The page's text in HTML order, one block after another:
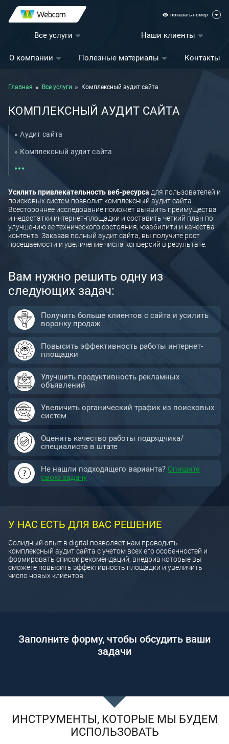
показать номер
Все услуги Наши клиенты
О компании Полезные материалы Контакты
Главная Все услуги Комплексный аудит сайта
КОМПЛЕКСНЫЙ АУДИТ САЙТА
Аудит сайта
Комплексный аудит сайта
Стоимость услуги SEO продвижения сайта
Аудит юзабилити сайта
Выход на новые рынки
Сопровождение разработки сайта
Продвижение сайта в Яндекс
Продвижение сайта в Google
SERM — управление репутацией в интернете
Продвижение сайта (SEO)
Усилить привлекательность веб-ресурса для пользователей и
поисковых систем позволит комплексный аудит сайта.
Всестороннее исследование поможет выявить преимущества
и недостатки интернет-площадки и составить четкий план по
улучшению ее технического состояния, юзабилити и качества
контента. Заказав полный аудит сайта, вы получите рост
посещаемости и увеличение числа конверсий в результате.
Вам нужно решить одну из
следующих задач:
Получить больше клиентов с сайта и усилить
воронку продаж
Повысить эффективность работы интернет-
площадки
Улучшить продуктивность рекламных
объявлений
Увеличить органический трафик из поисковых
систем
Оценить качество работы подрядчика/
специалиста в штате
Не нашли подходящего варианта? Опишите
свою задачу
У НАС ЕСТЬ ДЛЯ ВАС РЕШЕНИЕ
Солидный опыт в digital позволяет нам проводить
комплексный аудит сайта с учетом всех его особенностей и
формировать список рекомендаций, внедрив которые вы
сможете повысить эффективность площадки и увеличить
число новых клиентов.
Заполните форму, чтобы обсудить ваши
задачи
ИНСТРУМЕНТЫ, КОТОРЫЕ МЫ БУДЕМ
ИСПОЛЬЗОВАТЬ